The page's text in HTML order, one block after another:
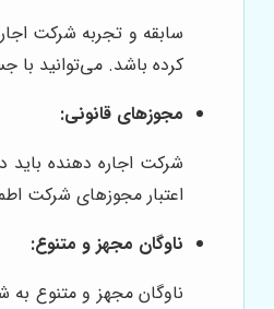
سابقه و تجربه شرکت
کرده باشد. می‌توانید با
مجوزهای قانونی:
شرکت اجاره دهنده باید
اعتبار مجوزهای شرکت
ناوگان مجهز و متنوع:
ناوگان مجهز و متنوع به